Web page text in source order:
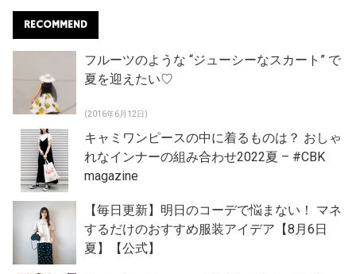
RECOMMEND
フルーツのような “ジューシーなスカート” で
夏を迎えたい♡
(2016年6月12日)
キャミワンピースの中に着るものは？ おしゃ
れなインナーの組み合わせ2022夏 – #CBK
magazine
【毎日更新】明日のコーデで悩まない！ マネ
するだけのおすすめ服装アイデア【8月6日
夏】【公式】